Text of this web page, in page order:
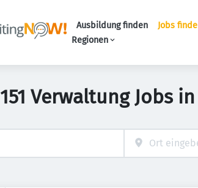
Ausbildung finden Jobs
Regionen
151 Verwaltung Jobs